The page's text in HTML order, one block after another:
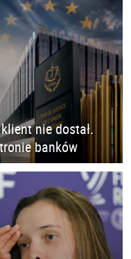
nie dostał.
banków